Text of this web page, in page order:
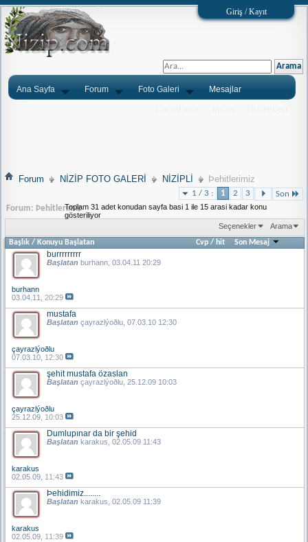
Giriş / Kayıt
Ana Sayfa Forum Foto Galeri Mesajlar
Forum NİZİP FOTO GALERİ NİZİPLİ Þehitlerimiz
1 / 3 : 1 2 3 Son
Toplam 31 adet konudan sayfa basi 1 ile 15 arasi kadar konu
gösteriliyor
Forum: Þehitlerimiz
Seçenekler Arama
Başlık / Konuyu Başlatan Cvp /hit Son Mesaj
burrrrrrrrr
Başlatan burhann, 03.04.11 20:29
burhann
03.04.11, 20:29
mustafa
Başlatan çayrazlýoðlu, 07.03.10 12:30
çayrazlýoðlu
07.03.10, 12:30
şehit mustafa özaslan
Başlatan çayrazlýoðlu, 25.12.09 10:03
çayrazlýoðlu
25.12.09, 10:03
Dumlupınar da bir şehid
Başlatan karakus, 02.05.09 11:43
karakus
02.05.09, 11:43
Þehidimiz........
Başlatan karakus, 02.05.09 11:39
karakus
02.05.09, 11:39